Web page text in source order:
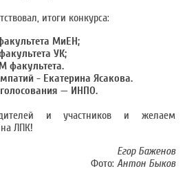
итоги конкурса:
МиЕН;
УК;
факультета.
- Екатерина Ясакова.
— ИНПО.
и участников и желаем
ЛПК!
Егор Баженов
Фото: Антон Быков